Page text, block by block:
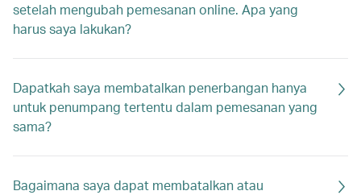
setelah mengubah pemesanan online. Apa yang
harus saya lakukan?
Dapatkah saya membatalkan penerbangan hanya
untuk penumpang tertentu dalam pemesanan yang
sama?
Bagaimana saya dapat membatalkan atau